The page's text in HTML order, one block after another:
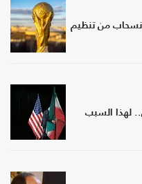
من تنظيم
لهذا السبب